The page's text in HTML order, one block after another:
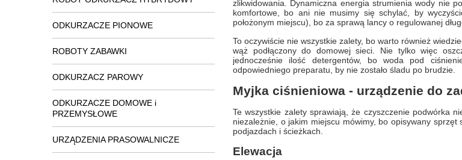
ODKURZACZE PIONOWE
ROBOTY ZABAWKI
ODKURZACZ PAROWY
ODKURZACZE DOMOWE i
PRZEMYSŁOWE
URZĄDZENIA PRASOWALNICZE
zlikwidowania. Dynamiczna energia strumienia wody nie
komfortowe, bo ani nie musimy się schylać, by
położonym miejscu), bo za sprawą lancy o regulowanej
To oczywiście nie wszystkie zalety, bo warto również
wąż podłączony do domowej sieci. Nie tylko więc
jednocześnie ilość detergentów, bo woda pod
odpowiedniego preparatu, by nie zostało śladu po brudzie.
Myjka ciśnieniowa - urządzenie do
Te wszystkie zalety sprawiają, że czyszczenie podwórka
niezależnie, o jakim miejscu mówimy, bo opisywany
podjazdach i ścieżkach.
Elewacja